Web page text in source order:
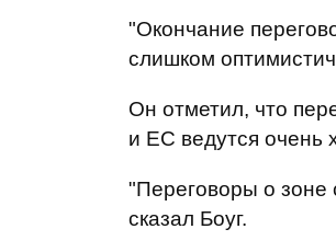
"Окончание
слишком
Он отметил, что
и ЕС ведутся
"Переговоры о зоне
сказал Боуг.